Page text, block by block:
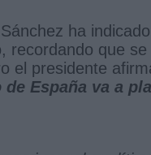
ha
recordando que
el presidente
España va a